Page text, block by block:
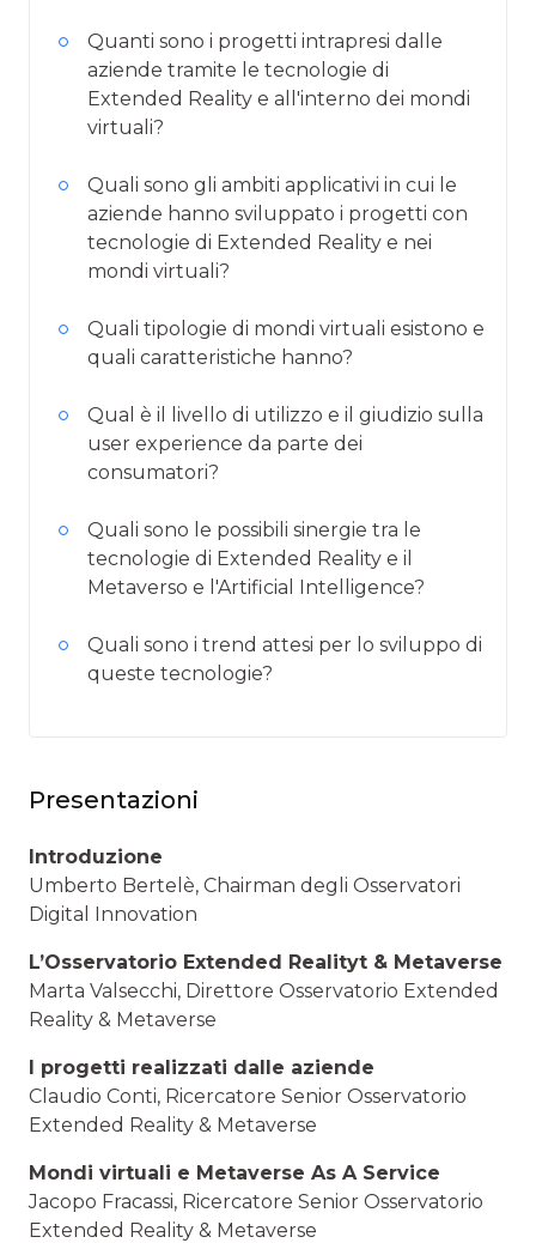
Quanti sono i progetti intrapresi dalle
aziende tramite le tecnologie di
Extended Reality e all'interno dei mondi
virtuali?
Quali sono gli ambiti applicativi in cui le
aziende hanno sviluppato i progetti con
tecnologie di Extended Reality e nei
mondi virtuali?
Quali tipologie di mondi virtuali esistono e
quali caratteristiche hanno?
Qual è il livello di utilizzo e il giudizio sulla
user experience da parte dei
consumatori?
Quali sono le possibili sinergie tra le
tecnologie di Extended Reality e il
Metaverso e l'Artificial Intelligence?
Quali sono i trend attesi per lo sviluppo di
queste tecnologie?
Presentazioni
Introduzione
Umberto Bertelè, Chairman degli Osservatori
Digital Innovation
L’Osservatorio Extended Realityt & Metaverse
Marta Valsecchi, Direttore Osservatorio Extended
Reality & Metaverse
I progetti realizzati dalle aziende
Claudio Conti, Ricercatore Senior Osservatorio
Extended Reality & Metaverse
Mondi virtuali e Metaverse As A Service
Jacopo Fracassi, Ricercatore Senior Osservatorio
Extended Reality & Metaverse